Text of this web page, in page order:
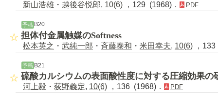
新山浩雄 ・ 越後谷悦郎, 10(6) ，129 (1968)． PDF
予稿 B20
担体付金属触媒のSoftness
松本英之 ・ 武純一郎 ・ 斉藤泰和 ・ 米田幸夫, 10(6) ，
予稿 B21
硫酸カルシウムの表面酸性度に対する圧縮効果の
河上毅 ・ 荻野義定, 10(6) ，136 (1968)． PDF